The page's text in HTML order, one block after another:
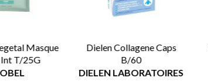
Masque
T/25G
Dielen Collagene Caps
B/60
DIELEN LABORATOIRES